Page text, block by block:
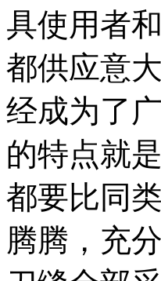
具使用者
都供应意
经成为了
的特点就
都要比同
腾腾，充